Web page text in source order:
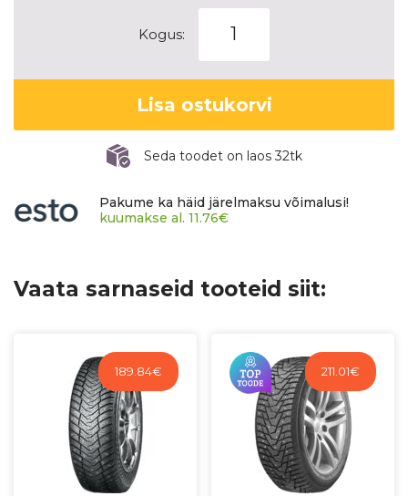
Kogus:
SCORPION
ICE
ZERO
2
kogus
Lisa ostukorvi
Seda toodet on laos 32tk
Pakume ka häid järelmaksu võimalusi!
kuumakse al. 11.76€
Vaata sarnaseid tooteid siit:
189.84€ 211.01€